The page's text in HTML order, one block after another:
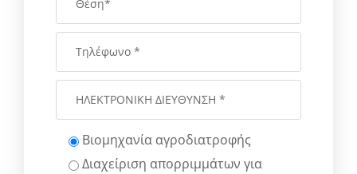
Βιομηχανία αγροδιατροφής
Διαχείριση απορριμμάτων για